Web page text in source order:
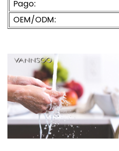
Pago:
OEM/ODM: